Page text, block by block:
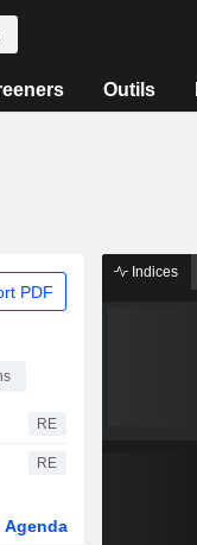
Outils
PDF
RE
RE
Agenda
Indices